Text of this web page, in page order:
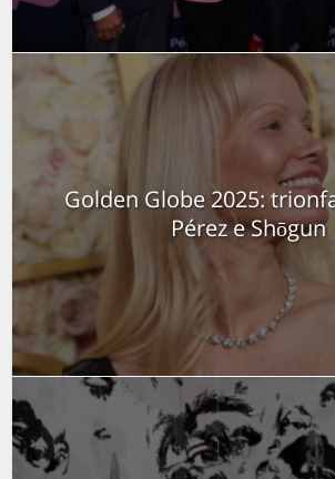
Golden Globe 2025:
Pérez e Shōgun